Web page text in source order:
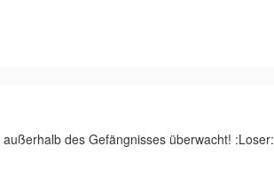
des Gefängnisses überwacht! :Loser: